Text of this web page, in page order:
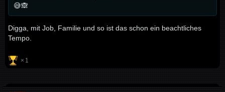
😅🙈
Digga, mit Job, Familie und so ist das schon ein beachtliches
Tempo.
1